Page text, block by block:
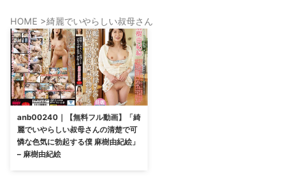
HOME >綺麗でいやらしい叔母さん
anb00240｜【無料フル動画】「綺
麗でいやらしい叔母さんの清楚で可
憐な色気に勃起する僕 麻樹由紀絵」
– 麻樹由紀絵